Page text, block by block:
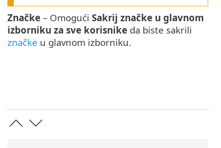
Značke – Omogući Sakrij značke u glavnom
izborniku za sve korisnike da biste sakrili
značke u glavnom izborniku.